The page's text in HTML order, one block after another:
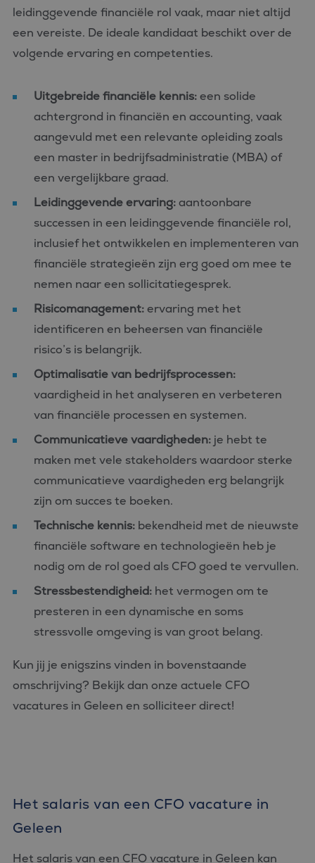
leidinggevende financiële rol vaak, maar niet altijd
een vereiste. De ideale kandidaat beschikt over de
volgende ervaring en competenties.
Uitgebreide financiële kennis:een solide
achtergrond in financiën en accounting, vaak
aangevuld met een relevante opleiding zoals
een master in bedrijfsadministratie (MBA) of
een vergelijkbare graad.
Leidinggevende ervaring:aantoonbare
successen in een leidinggevende financiële rol,
inclusief het ontwikkelen en implementeren van
financiële strategieën zijn erg goed om mee te
nemen naar een sollicitatiegesprek.
Risicomanagement:ervaring met het
identificeren en beheersen van financiële
risico’s is belangrijk.
Optimalisatie van bedrijfsprocessen:
vaardigheid in het analyseren en verbeteren
van financiële processen en systemen.
Communicatieve vaardigheden: je hebt te
maken met vele stakeholders waardoor sterke
communicatieve vaardigheden erg belangrijk
zijn om succes te boeken.
Technische kennis: bekendheid met de nieuwste
financiële software en technologieën heb je
nodig om de rol goed als CFO goed te vervullen.
Stressbestendigheid: het vermogen om te
presteren in een dynamische en soms
stressvolle omgeving is van groot belang.
Kun jij je enigszins vinden in bovenstaande
omschrijving? Bekijk dan onze actuele CFO
vacatures in Geleen en solliciteer direct!
Het salaris van een CFO vacature in
Geleen
Het salaris van een CFO vacature in Geleen kan